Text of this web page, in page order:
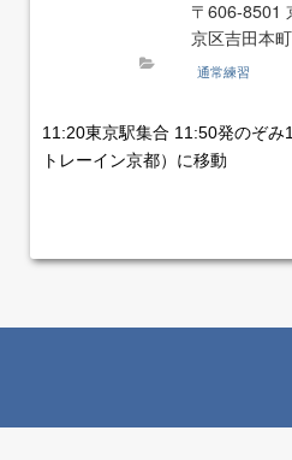
〒606-8501
京区吉田本
通常練習
11:20東京駅集合 11:50発のぞ
トレーイン京都）に移動